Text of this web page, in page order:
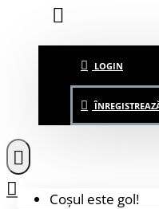
LOGIN
Coșul este gol!